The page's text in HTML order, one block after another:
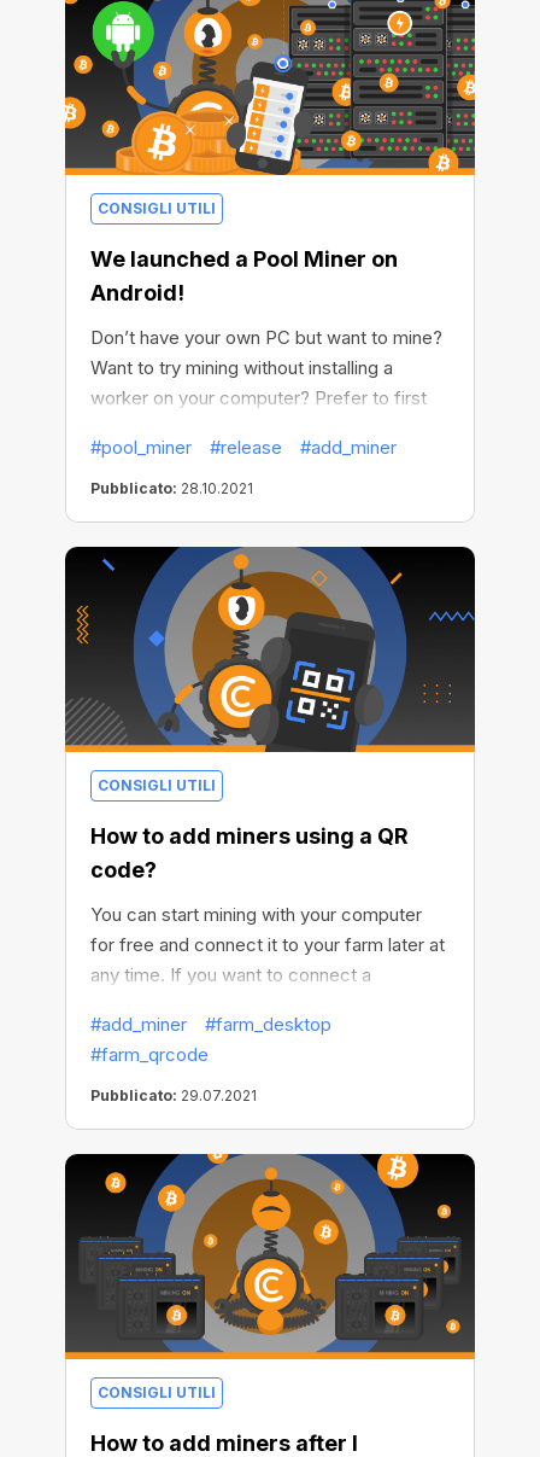
CONSIGLI UTILI
We launched a Pool Miner on
Android!
Don’t have your own PC but want to mine?
Want to try mining without installing a
worker on your computer? Prefer to first
your needs, before buying expensive
hardware? Now you can do it all! That’s
right, you don't need to install a miner on
your own computer to start earning.
#pool_miner #release #add_miner
Pubblicato: 28.10.2021
CONSIGLI UTILI
How to add miners using a QR
code?
You can start mining with your computer
for free and connect it to your farm later at
any time. If you want to connect a
code, read the instruction below
#add_miner
#farm_desktop
#farm_qrcode
Pubblicato: 29.07.2021
CONSIGLI UTILI
How to add miners after I